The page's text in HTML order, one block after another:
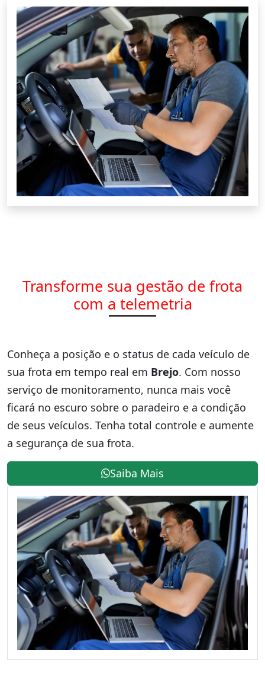
Transforme sua gestão de frota
com a telemetria
Conheça a posição e o status de cada veículo de
sua frota em tempo real em Brejo. Com nosso
serviço de monitoramento, nunca mais você
ficará no escuro sobre o paradeiro e a condição
de seus veículos. Tenha total controle e aumente
a segurança de sua frota.
Saiba Mais